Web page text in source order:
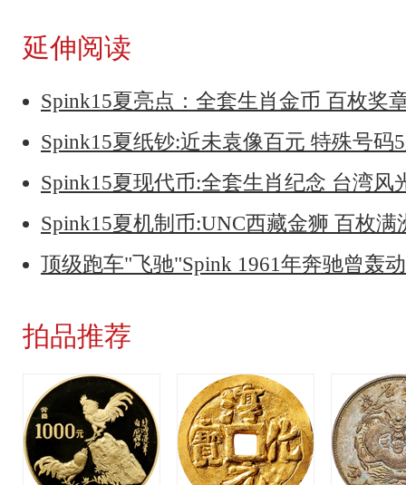
延伸阅读
Spink15夏亮点：全套生肖金币 百枚奖
Spink15夏纸钞:近未袁像百元 特殊号码
Spink15夏现代币:全套生肖纪念 台湾风
Spink15夏机制币:UNC西藏金狮 百枚
顶级跑车"飞驰"Spink 1961年奔驰曾轰
拍品推荐